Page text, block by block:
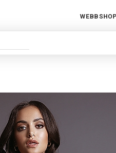
WEBBSHOP